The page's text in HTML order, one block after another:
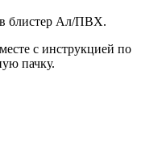
в блистер Ал/ПВХ.
с инструкцией по
пачку.